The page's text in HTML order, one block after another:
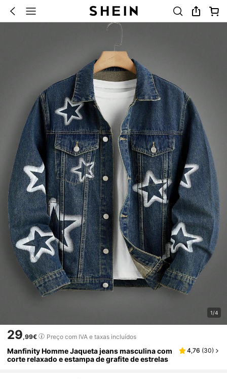
1/4
29,99€ Preço com IVA e taxas incluídos
Manfinity Homme Jaqueta jeans masculina com
corte relaxado e estampa de grafite de estrelas
4,76 (30)